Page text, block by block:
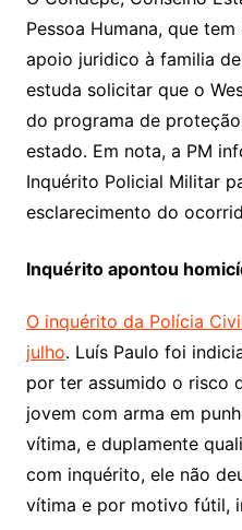
Pessoa Humana, que
apoio juridico à familia
estuda solicitar que o
do programa de
estado. Em nota, a PM
Inquérito Policial Militar
esclarecimento do
Inquérito apontou
O inquérito da Polícia
julho. Luís Paulo foi
por ter assumido o risco
jovem com arma em
vítima, e duplamente
com inquérito, ele não
vítima e por motivo fútil,